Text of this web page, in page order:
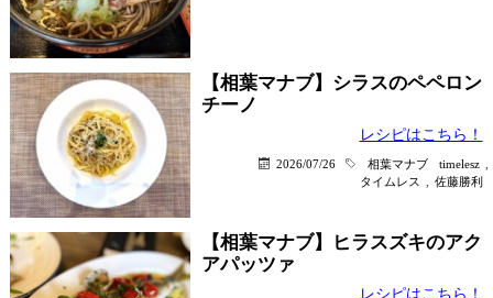
【相葉マナブ】シラスのペペロン
チーノ
レシピはこちら！
2026/07/26 相葉マナブ timelesz
タイムレス
佐藤勝利
【相葉マナブ】ヒラスズキのアク
アパッツァ
レシピはこちら！